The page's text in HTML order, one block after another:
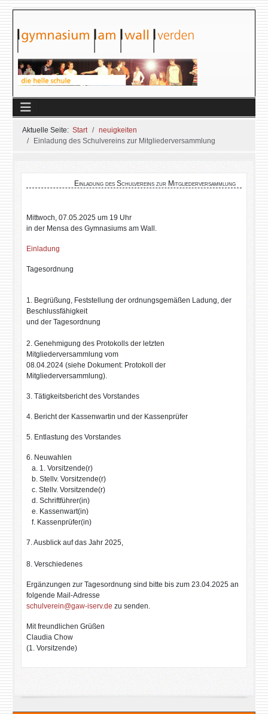
Aktuelle Seite: Start
neuigkeiten
Einladung des Schulvereins zur Mitgliederversammlung
Einladung des Schulvereins zur Mitgliederversammlung
Mittwoch, 07.05.2025 um 19 Uhr
in der Mensa des Gymnasiums am Wall.
Einladung
Tagesordnung
1. Begrüßung, Feststellung der ordnungsgemäßen Ladung, der
Beschlussfähigkeit
und der Tagesordnung
2. Genehmigung des Protokolls der letzten
Mitgliederversammlung vom
08.04.2024 (siehe Dokument: Protokoll der
Mitgliederversammlung).
3. Tätigkeitsbericht des Vorstandes
4. Bericht der Kassenwartin und der Kassenprüfer
5. Entlastung des Vorstandes
6. Neuwahlen
a. 1. Vorsitzende(r)
b. Stellv. Vorsitzende(r)
c. Stellv. Vorsitzende(r)
d. Schriftführer(in)
e. Kassenwart(in)
f. Kassenprüfer(in)
7. Ausblick auf das Jahr 2025,
8. Verschiedenes
Ergänzungen zur Tagesordnung sind bitte bis zum 23.04.2025 an
folgende Mail-Adresse
schulverein@gaw-iserv.de zu senden.
Mit freundlichen Grüßen
Claudia Chow
(1. Vorsitzende)